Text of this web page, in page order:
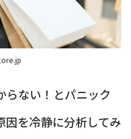
らない！とパニック
因を冷静に分析してみ